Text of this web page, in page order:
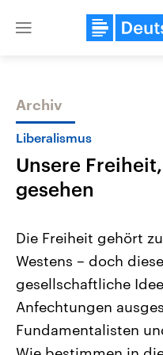
Close
Themen
Landtagswahl Sachsen-
2026
Alle Informationen
Sachsen-Anhalt wählt am
September 2026 einen
Landtag. Seit 2021 wird das
Bundesland von einer
Archiv
Liberalismus
Unsere
gesehen
Die Freiheit gehört
Westens – doch
gesellschaftliche
Anfechtungen
Fundamentalisten